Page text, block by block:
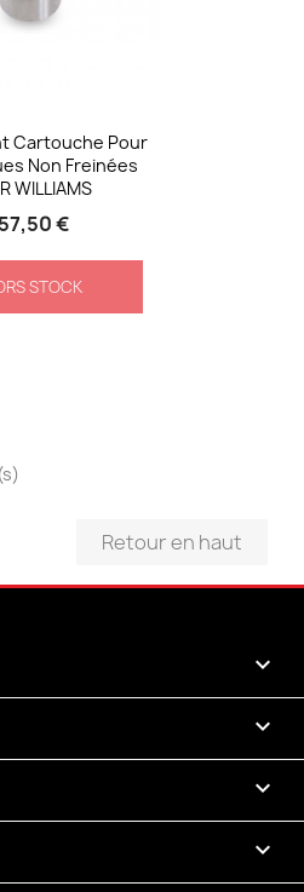
Cartouche Pour
Non Freinées
WILLIAMS
57,50 €
STOCK
Retour en haut



keyboard_arrow_down